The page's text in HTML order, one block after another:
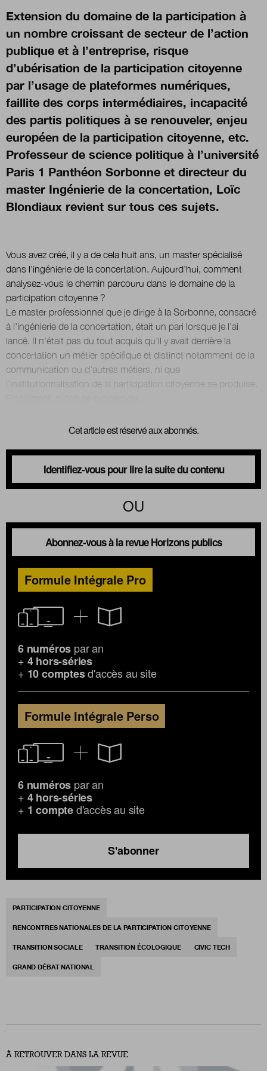
Nous suivre sur Twittersur LinkedIn
Extension du domaine de la participation à
un nombre croissant de secteur de l’action
publique et à l’entreprise, risque
d’ubérisation de la participation citoyenne
par l’usage de plateformes numériques,
faillite des corps intermédiaires, incapacité
des partis politiques à se renouveler, enjeu
européen de la participation citoyenne, etc.
Professeur de science politique à l’université
Paris 1 Panthéon Sorbonne et directeur du
master Ingénierie de la concertation, Loïc
Blondiaux revient sur tous ces sujets.
Vous avez créé, il y a de cela huit ans, un master spécialisé
dans l’ingénierie de la concertation. Aujourd’hui, comment
analysez-vous le chemin parcouru dans le domaine de la
participation citoyenne ?
Le master professionnel que je dirige à la Sorbonne, consacré
à l’ingénierie de la concertation, était un pari lorsque je l’ai
lancé. Il n’était pas du tout acquis qu’il y avait derrière la
concertation un métier spécifique et distinct notamment de la
communication ou d’autres métiers, ni que
l’institutionnalisation de la participation citoyenne se produise.
Cet article est réservé aux abonnés.
Identifiez-vous pour lire la suite du contenu
OU
Abonnez-vous à la revue Horizons publics
Formule Intégrale Pro
6 numéros par an
+ 4 hors-séries
+ 10 comptesd'accès au site
Formule Intégrale Perso
6 numéros par an
+ 4 hors-séries
+ 1 compted'accès au site
S'abonner
PARTICIPATION CITOYENNE
RENCONTRES NATIONALES DE LA PARTICIPATION CITOYENNE
TRANSITION SOCIALE TRANSITION ÉCOLOGIQUE CIVIC TECH
GRAND DÉBAT NATIONAL
À RETROUVER DANS LA REVUE